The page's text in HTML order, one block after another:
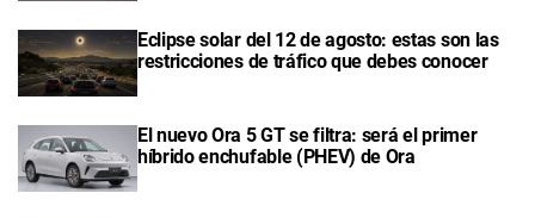
Eclipse solar del 12 de agosto: estas son las
restricciones de tráfico que debes conocer
El nuevo Ora 5 GT se filtra: será el primer
híbrido enchufable (PHEV) de Ora